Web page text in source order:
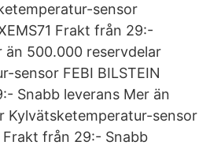
sensor
Frakt från 29:-
än 500.000 reservdelar
sensor FEBI BILSTEIN
Snabb leverans Mer än
Kylvätsketemperatur-sensor
Frakt från 29:- Snabb